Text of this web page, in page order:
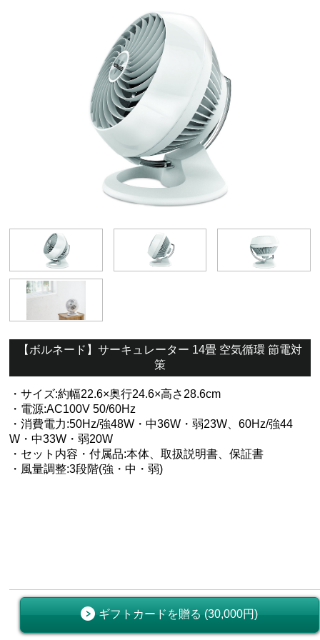
【ボルネード】サーキュレーター 14畳 空気循環 節電対
策
・サイズ:約幅22.6×奥行24.6×高さ28.6cm
・電源:AC100V 50/60Hz
・消費電力:50Hz/強48W・中36W・弱23W、60Hz/強44
W・中33W・弱20W
・セット内容・付属品:本体、取扱説明書、保証書
・風量調整:3段階(強・中・弱)
ギフトカードを贈る (30,000円)